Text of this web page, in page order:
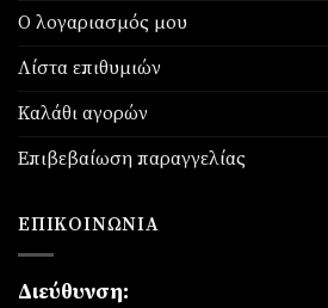
Ο λογαριασμός μου
Λίστα επιθυμιών
Καλάθι αγορών
Επιβεβαίωση παραγγελίας
ΕΠΙΚΟΙΝΩΝΊΑ
Διεύθυνση: